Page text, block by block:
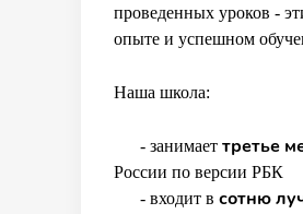
проведенных уроков -
опыте и успешном
Наша школа:
- занимает третье
России по версии РБК
- входит в сотню